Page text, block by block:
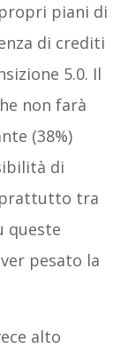
piani di
di crediti
5.0. Il
non farà
(38%)
di
tra
queste
pesato la
alto